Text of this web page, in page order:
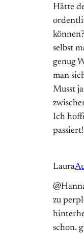
Hätte
selbst
genug
man
Musst
Ich
passiert!
Laura
zu
schon.